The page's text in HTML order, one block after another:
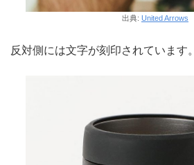
出典: United Arrows
反対側には文字が刻印されています。